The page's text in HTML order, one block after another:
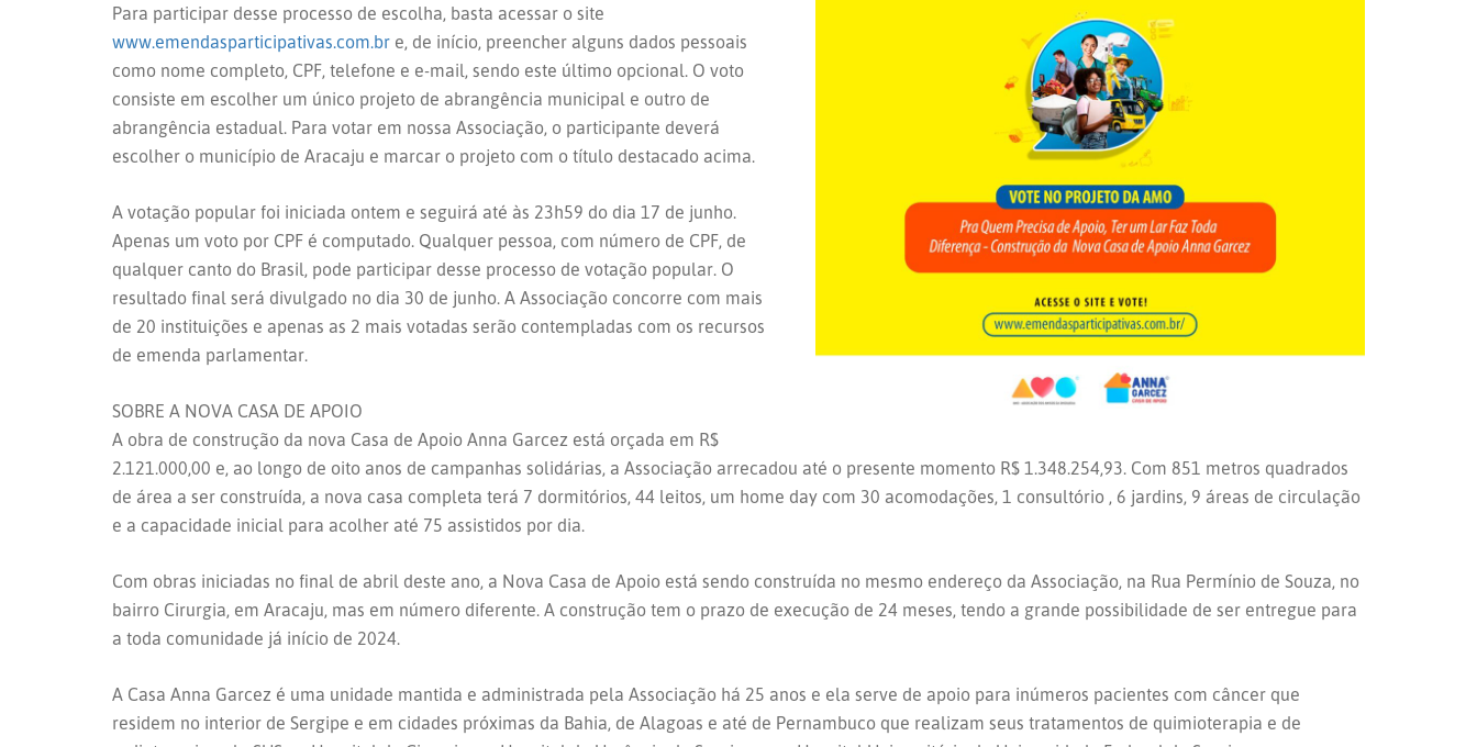
Para participar desse processo de escolha, basta acessar o site
www.emendasparticipativas.com.br e, de início, preencher alguns dados pessoais
como nome completo, CPF, telefone e e-mail, sendo este último opcional. O voto
consiste em escolher um único projeto de abrangência municipal e outro de
abrangência estadual. Para votar em nossa Associação, o participante deverá
escolher o município de Aracaju e marcar o projeto com o título destacado acima.
A votação popular foi iniciada ontem e seguirá até às 23h59 do dia 17 de junho.
Apenas um voto por CPF é computado. Qualquer pessoa, com número de CPF, de
qualquer canto do Brasil, pode participar desse processo de votação popular. O
resultado final será divulgado no dia 30 de junho. A Associação concorre com mais
de 20 instituições e apenas as 2 mais votadas serão contempladas com os recursos
de emenda parlamentar.
SOBRE A NOVA CASA DE APOIO
A obra de construção da nova Casa de Apoio Anna Garcez está orçada em R$
2.121.000,00 e, ao longo de oito anos de campanhas solidárias, a Associação arrecadou até o presente momento R$ 1.348.254,93. Com 851 metros quadrados
de área a ser construída, a nova casa completa terá 7 dormitórios, 44 leitos, um home day com 30 acomodações, 1 consultório , 6 jardins, 9 áreas de circulação
e a capacidade inicial para acolher até 75 assistidos por dia.
Com obras iniciadas no final de abril deste ano, a Nova Casa de Apoio está sendo construída no mesmo endereço da Associação, na Rua Permínio de Souza, no
bairro Cirurgia, em Aracaju, mas em número diferente. A construção tem o prazo de execução de 24 meses, tendo a grande possibilidade de ser entregue para
a toda comunidade já início de 2024.
A Casa Anna Garcez é uma unidade mantida e administrada pela Associação há 25 anos e ela serve de apoio para inúmeros pacientes com câncer que
residem no interior de Sergipe e em cidades próximas da Bahia, de Alagoas e até de Pernambuco que realizam seus tratamentos de quimioterapia e de